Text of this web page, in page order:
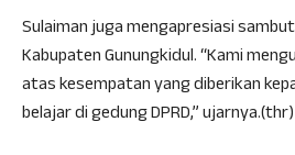
Sulaiman juga mengapresiasi
Kabupaten Gunungkidul. “Kami
atas kesempatan yang diberikan
belajar di gedung DPRD,” ujarnya.(thr)